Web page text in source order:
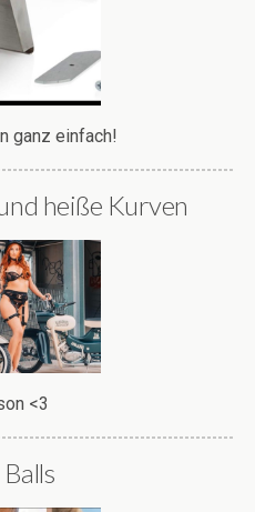
ganz einfach!
heiße Kurven
<3